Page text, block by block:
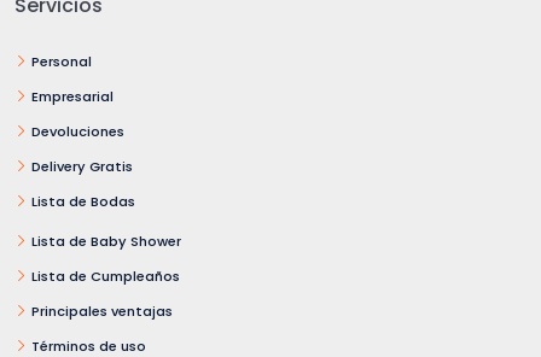
Personal
Empresarial
Devoluciones
Delivery Gratis
Lista de Bodas
Lista de Baby Shower
Lista de Cumpleaños
Principales ventajas
Términos de uso